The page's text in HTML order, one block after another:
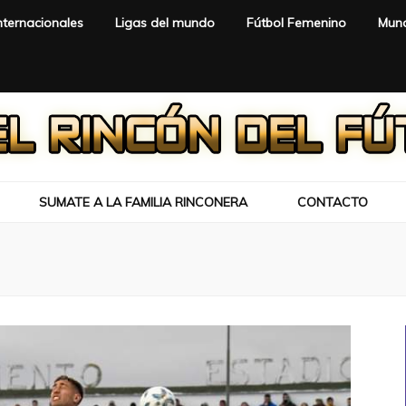
Ligas del mundo Fútbol Femenino
SUMATE A LA FAMILIA RINCONERA CONTACTO